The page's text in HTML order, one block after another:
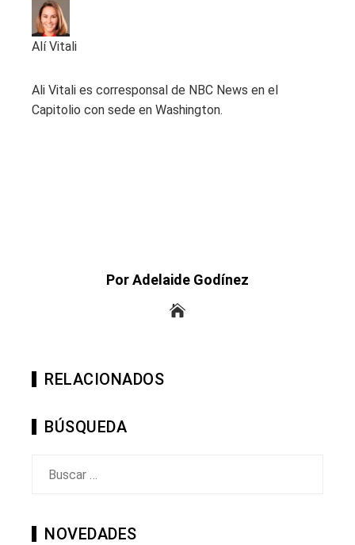
Alí Vitali
Ali Vitali es corresponsal de NBC News en el
Capitolio con sede en Washington.
Por Adelaide Godínez
RELACIONADOS
BÚSQUEDA
NOVEDADES